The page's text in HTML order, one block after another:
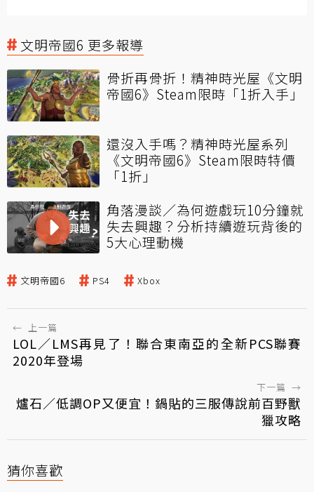
文明帝國6 更多報導
骨折再骨折！精神時光屋《文明
帝國6》Steam限時「1折入手」
還沒入手嗎？精神時光屋系列
《文明帝國6》Steam限時特價
「1折」
角落漫談／為何遊戲玩10分鐘就
失去興趣？分析持續遊玩背後的
5大心理動機
文明帝國6 PS4 Xbox
← 上一篇
LOL／LMS再見了！聯合東南亞的全新PCS聯賽
2020年登場
下一篇 →
爐石／低調OP又便宜！鍋貼的三服傳說前百野獸
獵攻略
猜你喜歡